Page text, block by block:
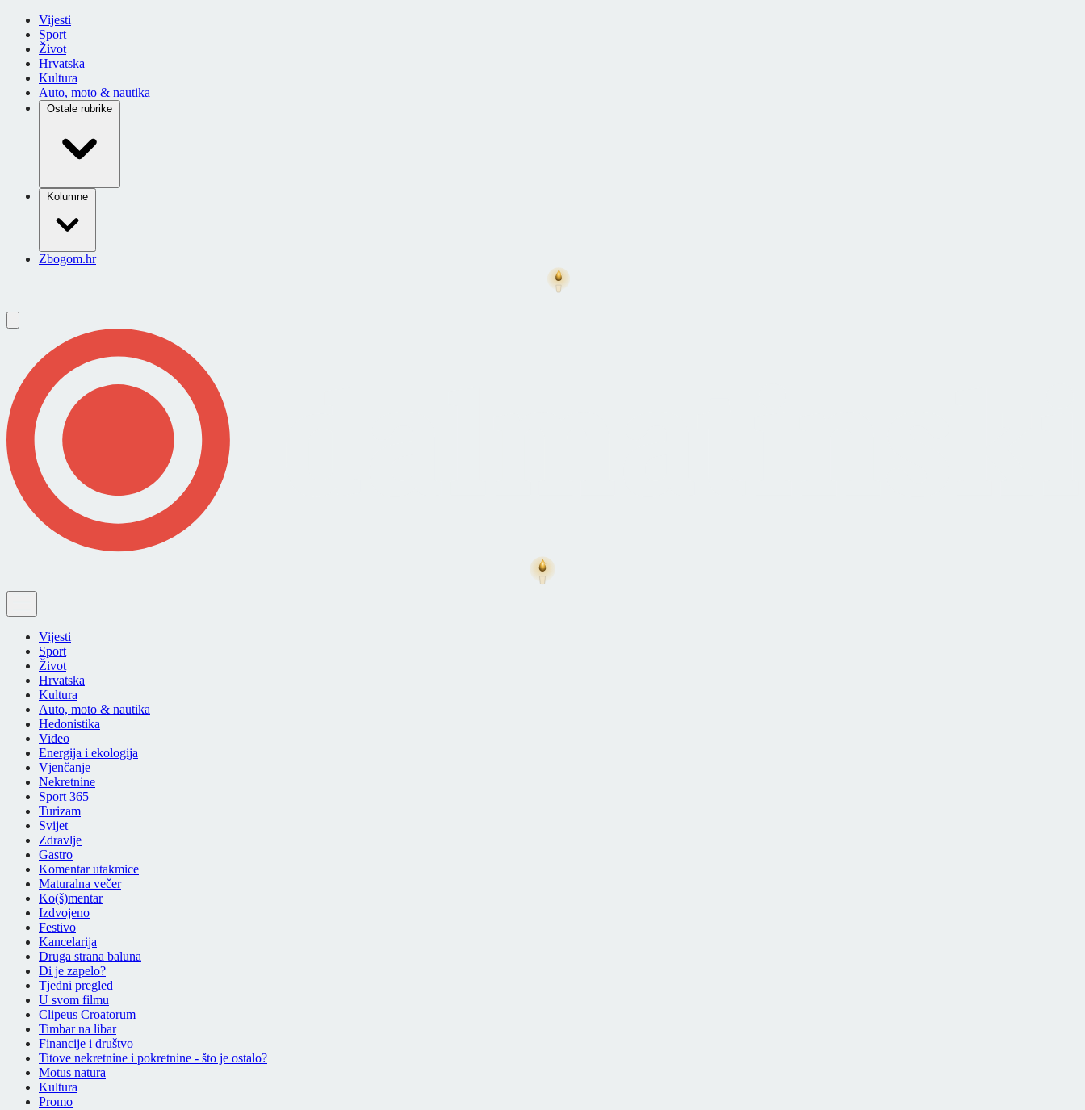
Vijesti
Sport
Život
Hrvatska
Kultura
Auto, moto & nautika
Ostale rubrike
Kolumne
Zbogom.hr
Vijesti
Sport
Život
Hrvatska
Kultura
Auto, moto & nautika
Hedonistika
Video
Energija i ekologija
Vjenčanje
Nekretnine
Sport 365
Turizam
Svijet
Zdravlje
Gastro
Komentar utakmice
Maturalna večer
Ko(š)mentar
Izdvojeno
Festivo
Kancelarija
Druga strana baluna
Di je zapelo?
Tjedni pregled
U svom filmu
Clipeus Croatorum
Timbar na libar
Financije i društvo
Titove nekretnine i pokretnine - što je ostalo?
Motus natura
Kultura
Promo